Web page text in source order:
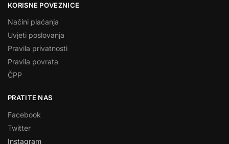
KORISNE POVEZNICE
Načini plaćanja
Uvjeti poslovanja
Pravila privatnosti
Pravila povrata
ČPP
PRATITE NAS
Facebook
Twitter
Instagram